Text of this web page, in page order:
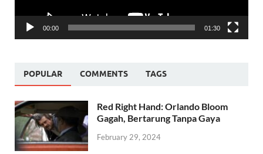
00:00 01:30
POPULAR COMMENTS TAGS
Red Right Hand: Orlando Bloom
Gagah, Bertarung Tanpa Gaya
February 29, 2024